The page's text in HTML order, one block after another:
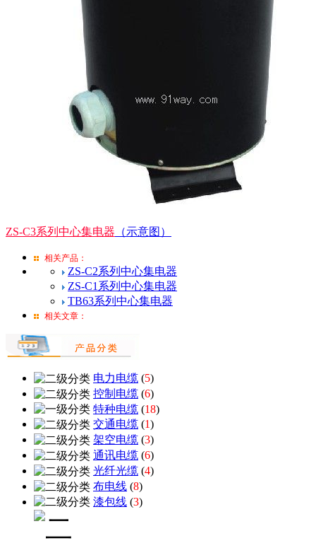
ZS-C3系列中心集电器 （示意图）
相关产品：
ZS-C2系列中心集电器
ZS-C1系列中心集电器
TB63系列中心集电器
相关文章：
电力电缆 (5)
控制电缆 (6)
特种电缆 (18)
交通电缆 (1)
架空电缆 (3)
通讯电缆 (6)
光纤光缆 (4)
布电线 (8)
漆包线 (3)